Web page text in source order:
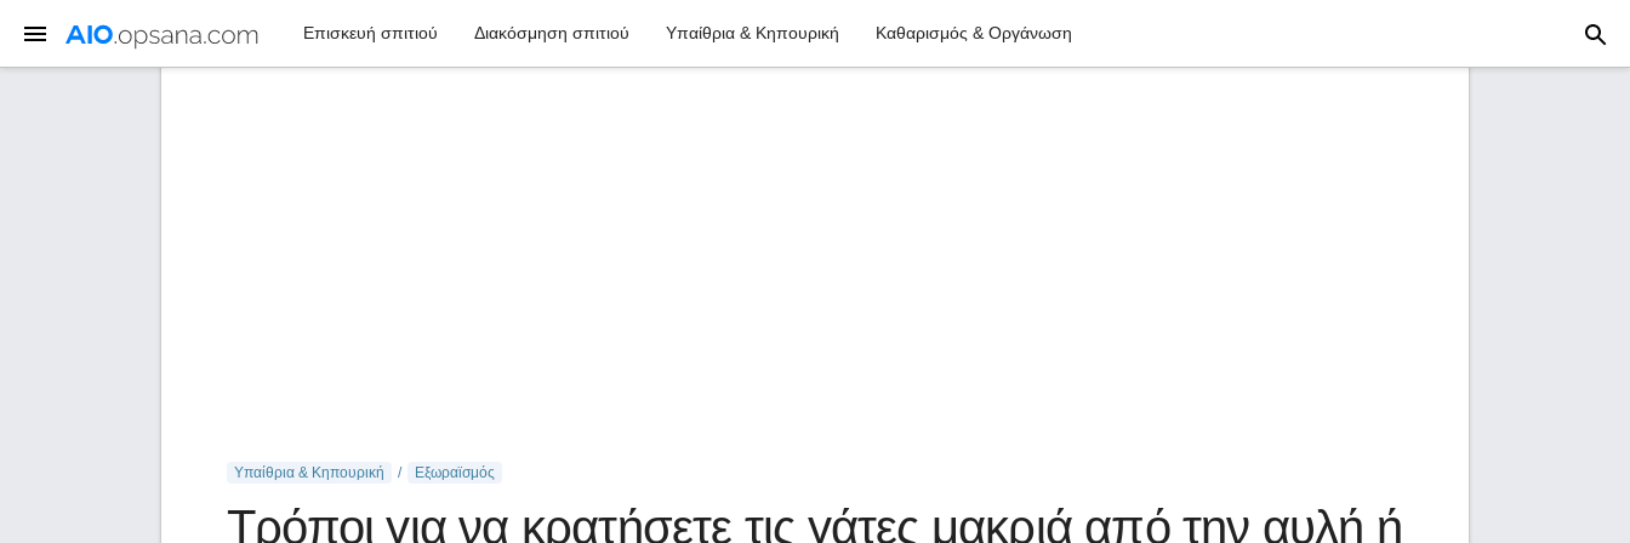
Επισκευή σπιτιού Διακόσμηση σπιτιού Υπαίθρια & Κηπουρική Καθαρισμός & Οργάνωση
Υπαίθρια & Κηπουρική Εξωραϊσμός
Τρόποι για να κρατήσετε τις γάτες μακριά από την αυλή ή